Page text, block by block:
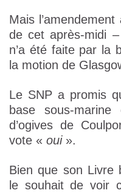
Mais
de cet après-midi
n’a été faite par la
la motion de
Le SNP a promis
base sous-
d’ogives de
vote « oui».
Bien que son Livre
le souhait de voir